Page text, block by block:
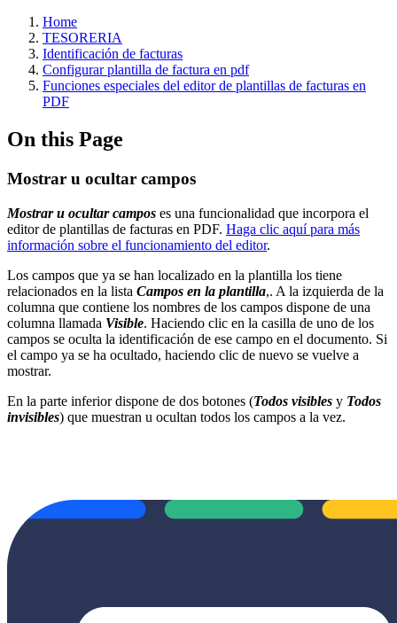
Home
TESORERIA
Identificación de facturas
Configurar plantilla de factura en pdf
Funciones especiales del editor de plantillas de facturas en
PDF
On this Page
Mostrar u ocultar campos
Mostrar u ocultar campos es una funcionalidad que incorpora el
editor de plantillas de facturas en PDF. Haga clic aquí para más
información sobre el funcionamiento del editor.
Los campos que ya se han localizado en la plantilla los tiene
relacionados en la lista Campos en la plantilla,. A la izquierda de la
columna que contiene los nombres de los campos dispone de una
columna llamada Visible. Haciendo clic en la casilla de uno de los
campos se oculta la identificación de ese campo en el documento. Si
el campo ya se ha ocultado, haciendo clic de nuevo se vuelve a
mostrar.
En la parte inferior dispone de dos botones (Todos visibles y Todos
invisibles) que muestran u ocultan todos los campos a la vez.